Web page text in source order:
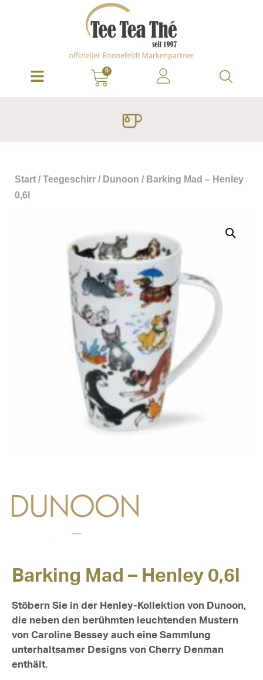
0
Start / Teegeschirr / Dunoon / Barking Mad – Henley
0,6l
Barking Mad – Henley 0,6l
Stöbern Sie in der Henley-Kollektion von Dunoon,
die neben den berühmten leuchtenden Mustern
von Caroline Bessey auch eine Sammlung
unterhaltsamer Designs von Cherry Denman
enthält.